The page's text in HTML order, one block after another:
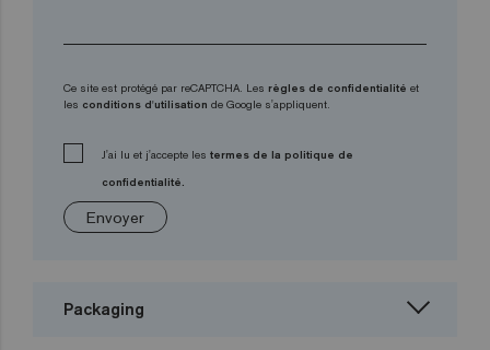
Ce site est protégé par reCAPTCHA. Les règles de confidentialité et
les conditions d'utilisation de Google s'appliquent.
J'ai lu et j'accepte les termes de la politique de
confidentialité.
Envoyer
Packaging